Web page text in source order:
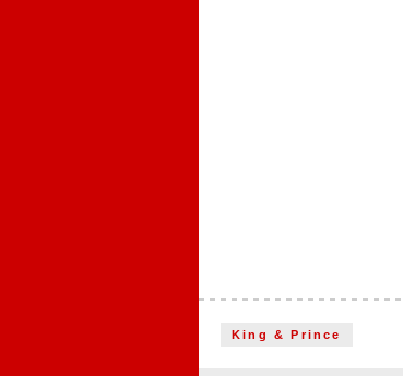
King & Prince